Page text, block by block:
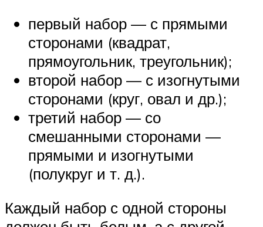
первый набор — с прямыми
сторонами (квадрат,
прямоугольник, треугольник);
второй набор — с изогнутыми
сторонами (круг, овал и др.);
третий набор — со
смешанными сторонами —
прямыми и изогнутыми
(полукруг и т. д.).
Каждый набор с одной стороны